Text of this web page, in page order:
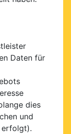
Daten für
dies
und
erfolgt).